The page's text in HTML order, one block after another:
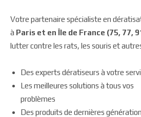
Votre partenaire spécialiste en
à Paris et en Île de France (75, 77,
lutter contre les rats, les souris et
Des experts dératiseurs à votre
Les meilleures solutions à tous vos
problèmes
Des produits de dernières